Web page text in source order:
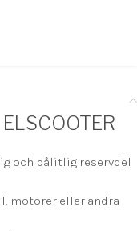
och pålitlig reservdel
motorer eller andra